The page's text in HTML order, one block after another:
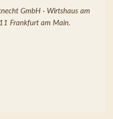
GmbH · Wirtshaus am
Frankfurt am Main.